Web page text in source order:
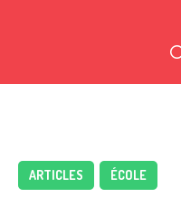
ARTICLES ÉCOLE